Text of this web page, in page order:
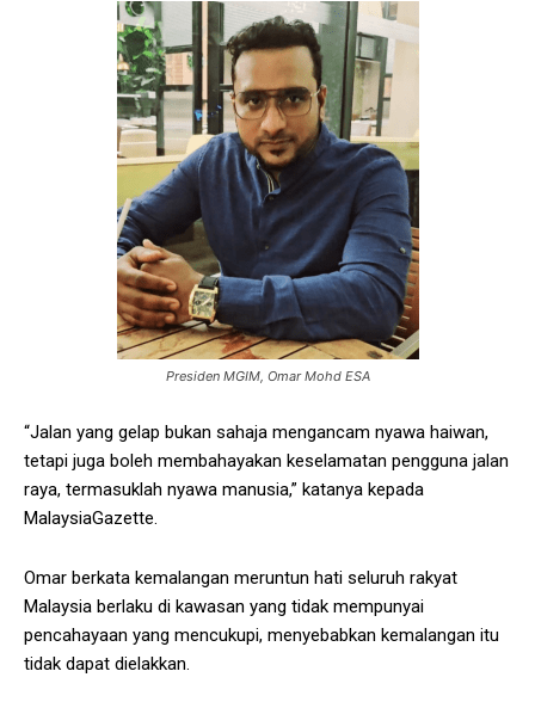
Presiden MGIM, Omar Mohd ESA
“Jalan yang gelap bukan sahaja mengancam nyawa haiwan,
tetapi juga boleh membahayakan keselamatan pengguna jalan
raya, termasuklah nyawa manusia,” katanya kepada
MalaysiaGazette.
Omar berkata kemalangan meruntun hati seluruh rakyat
Malaysia berlaku di kawasan yang tidak mempunyai
pencahayaan yang mencukupi, menyebabkan kemalangan itu
tidak dapat dielakkan.